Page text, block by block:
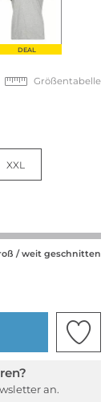
DEAL
Größentabelle
XXL
/ weit geschnitten
an.